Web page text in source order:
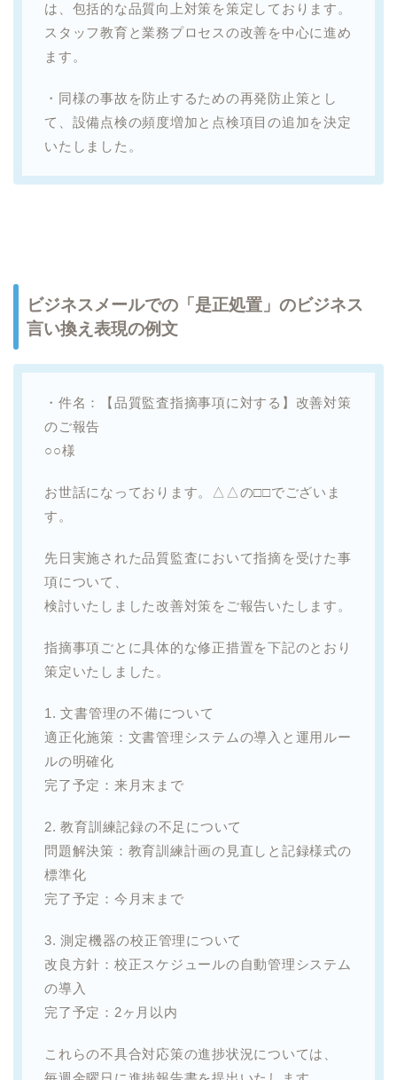
は、包括的な品質向上対策を策定しております。
スタッフ教育と業務プロセスの改善を中心に進め
ます。
・同様の事故を防止するための再発防止策とし
て、設備点検の頻度増加と点検項目の追加を決定
いたしました。
ビジネスメールでの「是正処置」のビジネス
言い換え表現の例文
・件名：【品質監査指摘事項に対する】改善対策
のご報告
○○様
お世話になっております。△△の□□でございま
す。
先日実施された品質監査において指摘を受けた事
項について、
検討いたしました改善対策をご報告いたします。
指摘事項ごとに具体的な修正措置を下記のとおり
策定いたしました。
1. 文書管理の不備について
適正化施策：文書管理システムの導入と運用ルー
ルの明確化
完了予定：来月末まで
2. 教育訓練記録の不足について
問題解決策：教育訓練計画の見直しと記録様式の
標準化
完了予定：今月末まで
3. 測定機器の校正管理について
改良方針：校正スケジュールの自動管理システム
の導入
完了予定：2ヶ月以内
これらの不具合対応策の進捗状況については、